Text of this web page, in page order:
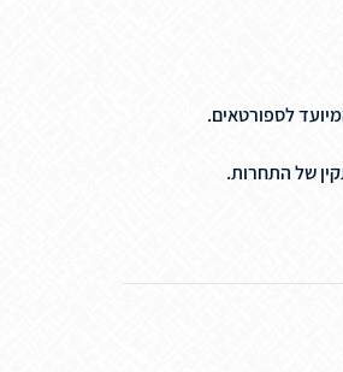
לספורטאים.
של התחרות.